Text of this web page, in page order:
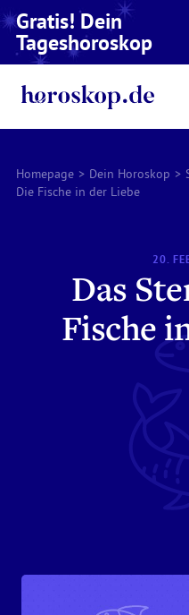
Gratis! Dein
Tageshoroskop
Homepage > Dein Horoskop >
Die Fische in der Liebe
20.
Das
Fische